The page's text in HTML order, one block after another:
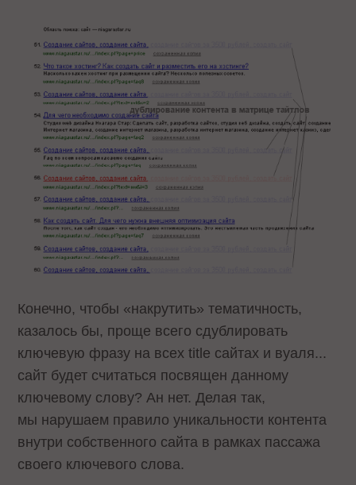
Конечно, чтобы «накрутить» тематичность,
казалось бы, проще всего сдублировать
ключевую фразу на всех title сайтах и вуаля...
сайт будет считаться посвящен данному
ключевому слову? Ан нет. Делая так,
мы нарушаем правило уникальности контента
внутри собственного сайта в рамках пассажа
своего ключевого слова.